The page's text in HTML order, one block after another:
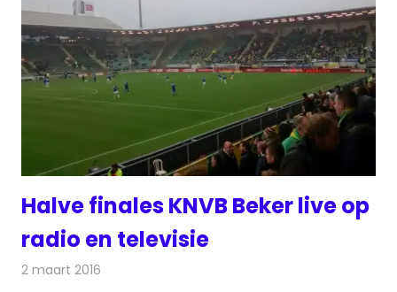
Halve finales KNVB Beker live op
radio en televisie
2 maart 2016